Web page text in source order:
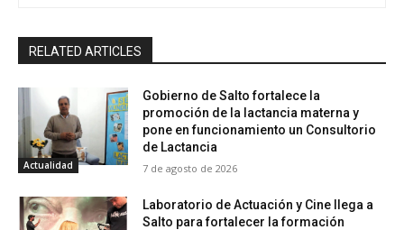
RELATED ARTICLES
Actualidad
Gobierno de Salto fortalece la
promoción de la lactancia materna y
pone en funcionamiento un Consultorio
de Lactancia
7 de agosto de 2026
Laboratorio de Actuación y Cine llega a
Salto para fortalecer la formación